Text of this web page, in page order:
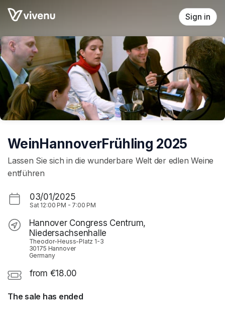
Skip header
Sign in
WeinHannoverFrühling 2025
Lassen Sie sich in die wunderbare Welt der edlen Weine
entführen
03/01/2025
Sat 12:00 PM - 7:00 PM
Hannover Congress Centrum,
Niedersachsenhalle
Theodor-Heuss-Platz 1-3
30175 Hannover
Germany
from €18.00
The sale has ended